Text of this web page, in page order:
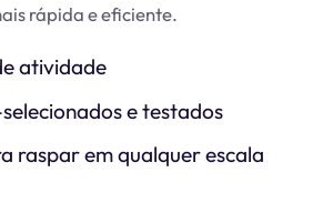
rápida e eficiente.
atividade
e testados
raspar em qualquer escala